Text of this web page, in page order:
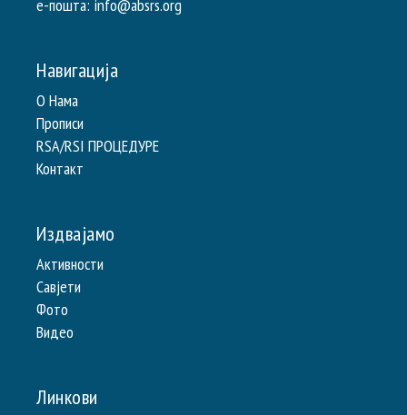
e-пошта: info@absrs.org
Навигација
О Нама
Прописи
RSA/RSI ПРОЦЕДУРЕ
Контакт
Издвајамо
Активности
Савјети
Фото
Видео
Линкови